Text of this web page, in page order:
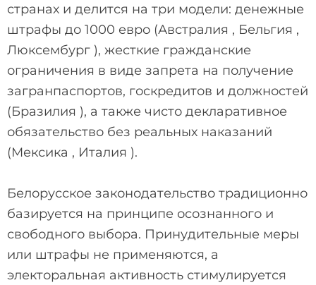
странах и делится на три модели: денежные
штрафы до 1000 евро (Австралия , Бельгия ,
Люксембург ), жесткие гражданские
ограничения в виде запрета на получение
загранпаспортов, госкредитов и должностей
(Бразилия ), а также чисто декларативное
обязательство без реальных наказаний
(Мексика , Италия ).
Белорусское законодательство традиционно
базируется на принципе осознанного и
свободного выбора. Принудительные меры
или штрафы не применяются, а
электоральная активность стимулируется